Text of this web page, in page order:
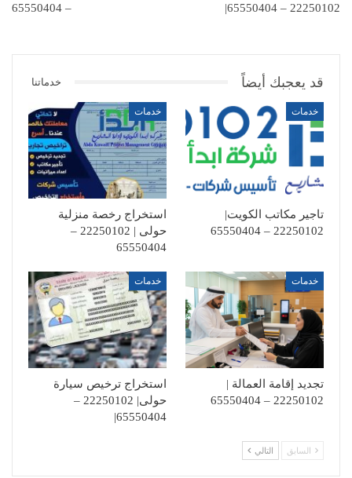
22250102 – 65550404|
– 65550404
قد يعجبك أيضاً خدماتنا
خدمات
تاجير مكاتب الكويت|
22250102 – 65550404
خدمات
استخراج رخصة منزلية
حولى | 22250102 –
65550404
خدمات
تجديد إقامة العمالة |
22250102 – 65550404
خدمات
استخراج ترخيص سيارة
حولى| 22250102 –
65550404|
السابق التالي